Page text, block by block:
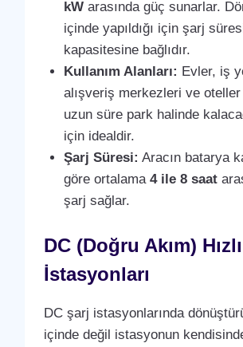
kW arasında güç sunarlar.
içinde yapıldığı için şarj
kapasitesine bağlıdır.
Kullanım Alanları: Evler, iş
alışveriş merkezleri ve oteller
uzun süre park halinde
için idealdir.
Şarj Süresi: Aracın batarya
göre ortalama4 ile 8 saat
şarj sağlar.
DC (Doğru Akım)
İstasyonları
DC şarj istasyonlarında
içinde değil istasyonun